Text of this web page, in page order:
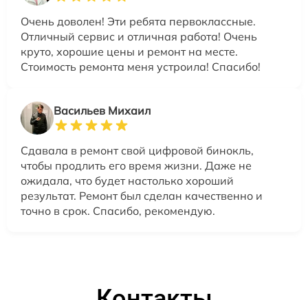
Очень доволен! Эти ребята первоклассные.
Отличный сервис и отличная работа! Очень
круто, хорошие цены и ремонт на месте.
Стоимость ремонта меня устроила! Спасибо!
Васильев Михаил
Сдавала в ремонт свой цифровой бинокль,
чтобы продлить его время жизни. Даже не
ожидала, что будет настолько хороший
результат. Ремонт был сделан качественно и
точно в срок. Спасибо, рекомендую.